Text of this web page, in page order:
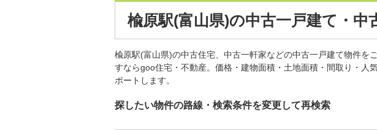
楡原駅(富山県)の中古一戸建て・中
楡原駅(富山県)の中古住宅、中古一軒家などの中古一戸建て物件を
すならgoo住宅・不動産。価格・建物面積・土地面積・間取り・
ポートします。
探したい物件の路線・検索条件を変更して再検索